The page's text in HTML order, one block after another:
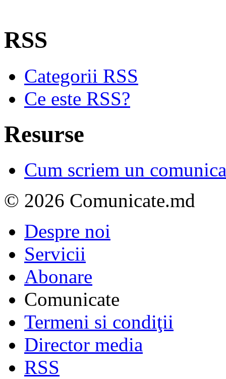
RSS
Categorii RSS
Ce este RSS?
Resurse
Cum scriem un
© 2026 Comunicate.md
Despre noi
Servicii
Abonare
Comunicate
Termeni si condiţii
Director media
RSS